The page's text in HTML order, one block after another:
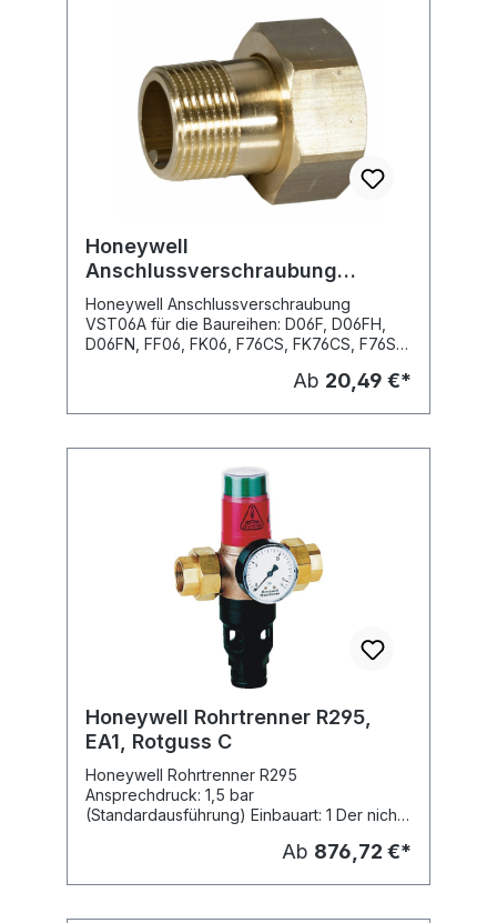
Honeywell
Anschlussverschraubung
VST06A, Messing A
Honeywell Anschlussverschraubung
VST06A für die Baureihen: D06F, D06FH,
D06FN, FF06, FK06, F76CS, FK76CS, F76S,
(3/4") VST06-1A, Nennweite: DN 25 (1")
VST06-11/4A, Nennweite: DN 32 (11/4")
VST06-11/2A, Nennweite: DN 40 (11/2")
VST06-2A, Nennweite: DN 50 (2")
Ab 20,49 €*
Honeywell Rohrtrenner R295,
EA1, Rotguss C
Honeywell Rohrtrenner R295
Ansprechdruck: 1,5 bar
(Standardausführung) Einbauart: 1 Der nicht
Bezeichnung DIN 1988- 4 Einbauart 1) wird
Rückdrücken, Rückfließen und Rücksaugen
Ab 876,72 €*